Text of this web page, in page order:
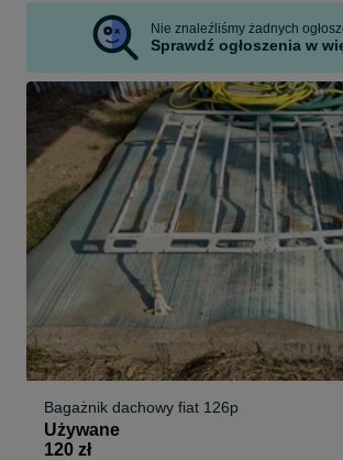
Nie znaleźliśmy żadnych
Sprawdź ogłoszenia w
Bagażnik dachowy fiat 126p
Używane
120 zł